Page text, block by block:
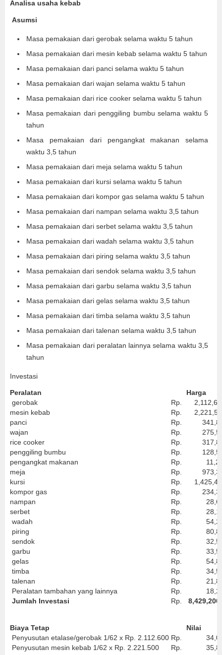
Analisa usaha kebab
Asumsi
Masa pemakaian dari gerobak selama waktu 5 tahun
Masa pemakaian dari mesin kebab selama waktu 5 tahun
Masa pemakaian dari panci selama waktu 5 tahun
Masa pemakaian dari wajan selama waktu 5 tahun
Masa pemakaian dari rice cooker selama waktu 5 tahun
Masa pemakaian dari penggiling bumbu selama waktu 5
tahun
Masa pemakaian dari pengangkat makanan selama
waktu 3,5 tahun
Masa pemakaian dari meja selama waktu 5 tahun
Masa pemakaian dari kursi selama waktu 5 tahun
Masa pemakaian dari kompor gas selama waktu 5 tahun
Masa pemakaian dari nampan selama waktu 3,5 tahun
Masa pemakaian dari serbet selama waktu 3,5 tahun
Masa pemakaian dari wadah selama waktu 3,5 tahun
Masa pemakaian dari piring selama waktu 3,5 tahun
Masa pemakaian dari sendok selama waktu 3,5 tahun
Masa pemakaian dari garbu selama waktu 3,5 tahun
Masa pemakaian dari gelas selama waktu 3,5 tahun
Masa pemakaian dari timba selama waktu 3,5 tahun
Masa pemakaian dari talenan selama waktu 3,5 tahun
Masa pemakaian dari peralatan lainnya selama waktu 3,5
tahun
Investasi
Peralatan
Harga
gerobak
Rp.
mesin kebab
Rp.
panci
Rp.
wajan
Rp.
rice cooker
Rp.
penggiling bumbu
Rp.
pengangkat makanan
Rp.
meja
Rp.
kursi
Rp.
kompor gas
Rp.
nampan
Rp.
serbet
Rp.
wadah
Rp.
piring
Rp.
sendok
Rp.
garbu
Rp.
gelas
Rp.
timba
Rp.
talenan
Rp.
Peralatan tambahan yang lainnya
Rp.
Jumlah Investasi
Rp. 8,429,200
Biaya Tetap
Nilai
Penyusutan etalase/gerobak 1/62 x Rp. 2.112.600 Rp.
Penyusutan mesin kebab 1/62 x Rp. 2.221.500
Rp.